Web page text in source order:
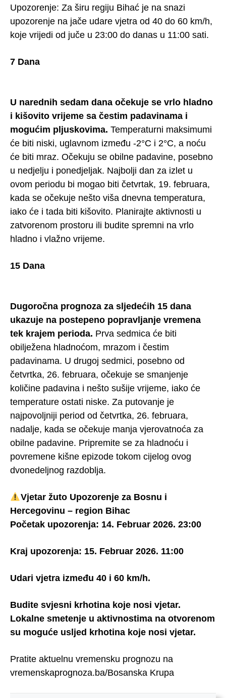
Upozorenje: Za širu regiju Bihać je na snazi
upozorenje na jače udare vjetra od 40 do 60 km/h,
koje vrijedi od juče u 23:00 do danas u 11:00 sati.
7 Dana
U narednih sedam dana očekuje se vrlo hladno
i kišovito vrijeme sa čestim padavinama i
mogućim pljuskovima. Temperaturni maksimumi
će biti niski, uglavnom između -2°C i 2°C, a noću
će biti mraz. Očekuju se obilne padavine, posebno
u nedjelju i ponedjeljak. Najbolji dan za izlet u
ovom periodu bi mogao biti četvrtak, 19. februara,
kada se očekuje nešto viša dnevna temperatura,
iako će i tada biti kišovito. Planirajte aktivnosti u
zatvorenom prostoru ili budite spremni na vrlo
hladno i vlažno vrijeme.
15 Dana
Dugoročna prognoza za sljedećih 15 dana
ukazuje na postepeno popravljanje vremena
tek krajem perioda. Prva sedmica će biti
obilježena hladnoćom, mrazom i čestim
padavinama. U drugoj sedmici, posebno od
četvrtka, 26. februara, očekuje se smanjenje
količine padavina i nešto sušije vrijeme, iako će
temperature ostati niske. Za putovanje je
najpovoljniji period od četvrtka, 26. februara,
nadalje, kada se očekuje manja vjerovatnoća za
obilne padavine. Pripremite se za hladnoću i
povremene kišne epizode tokom cijelog ovog
dvonedeljnog razdoblja.
Vjetar žuto Upozorenje za Bosnu i
Hercegovinu – region Bihac
Početak upozorenja: 14. Februar 2026. 23:00
Kraj upozorenja: 15. Februar 2026. 11:00
Udari vjetra između 40 i 60 km/h.
Budite svjesni krhotina koje nosi vjetar.
Lokalne smetenje u aktivnostima na otvorenom
su moguće usljed krhotina koje nosi vjetar.
Pratite aktuelnu vremensku prognozu na
vremenskaprognoza.ba/Bosanska Krupa